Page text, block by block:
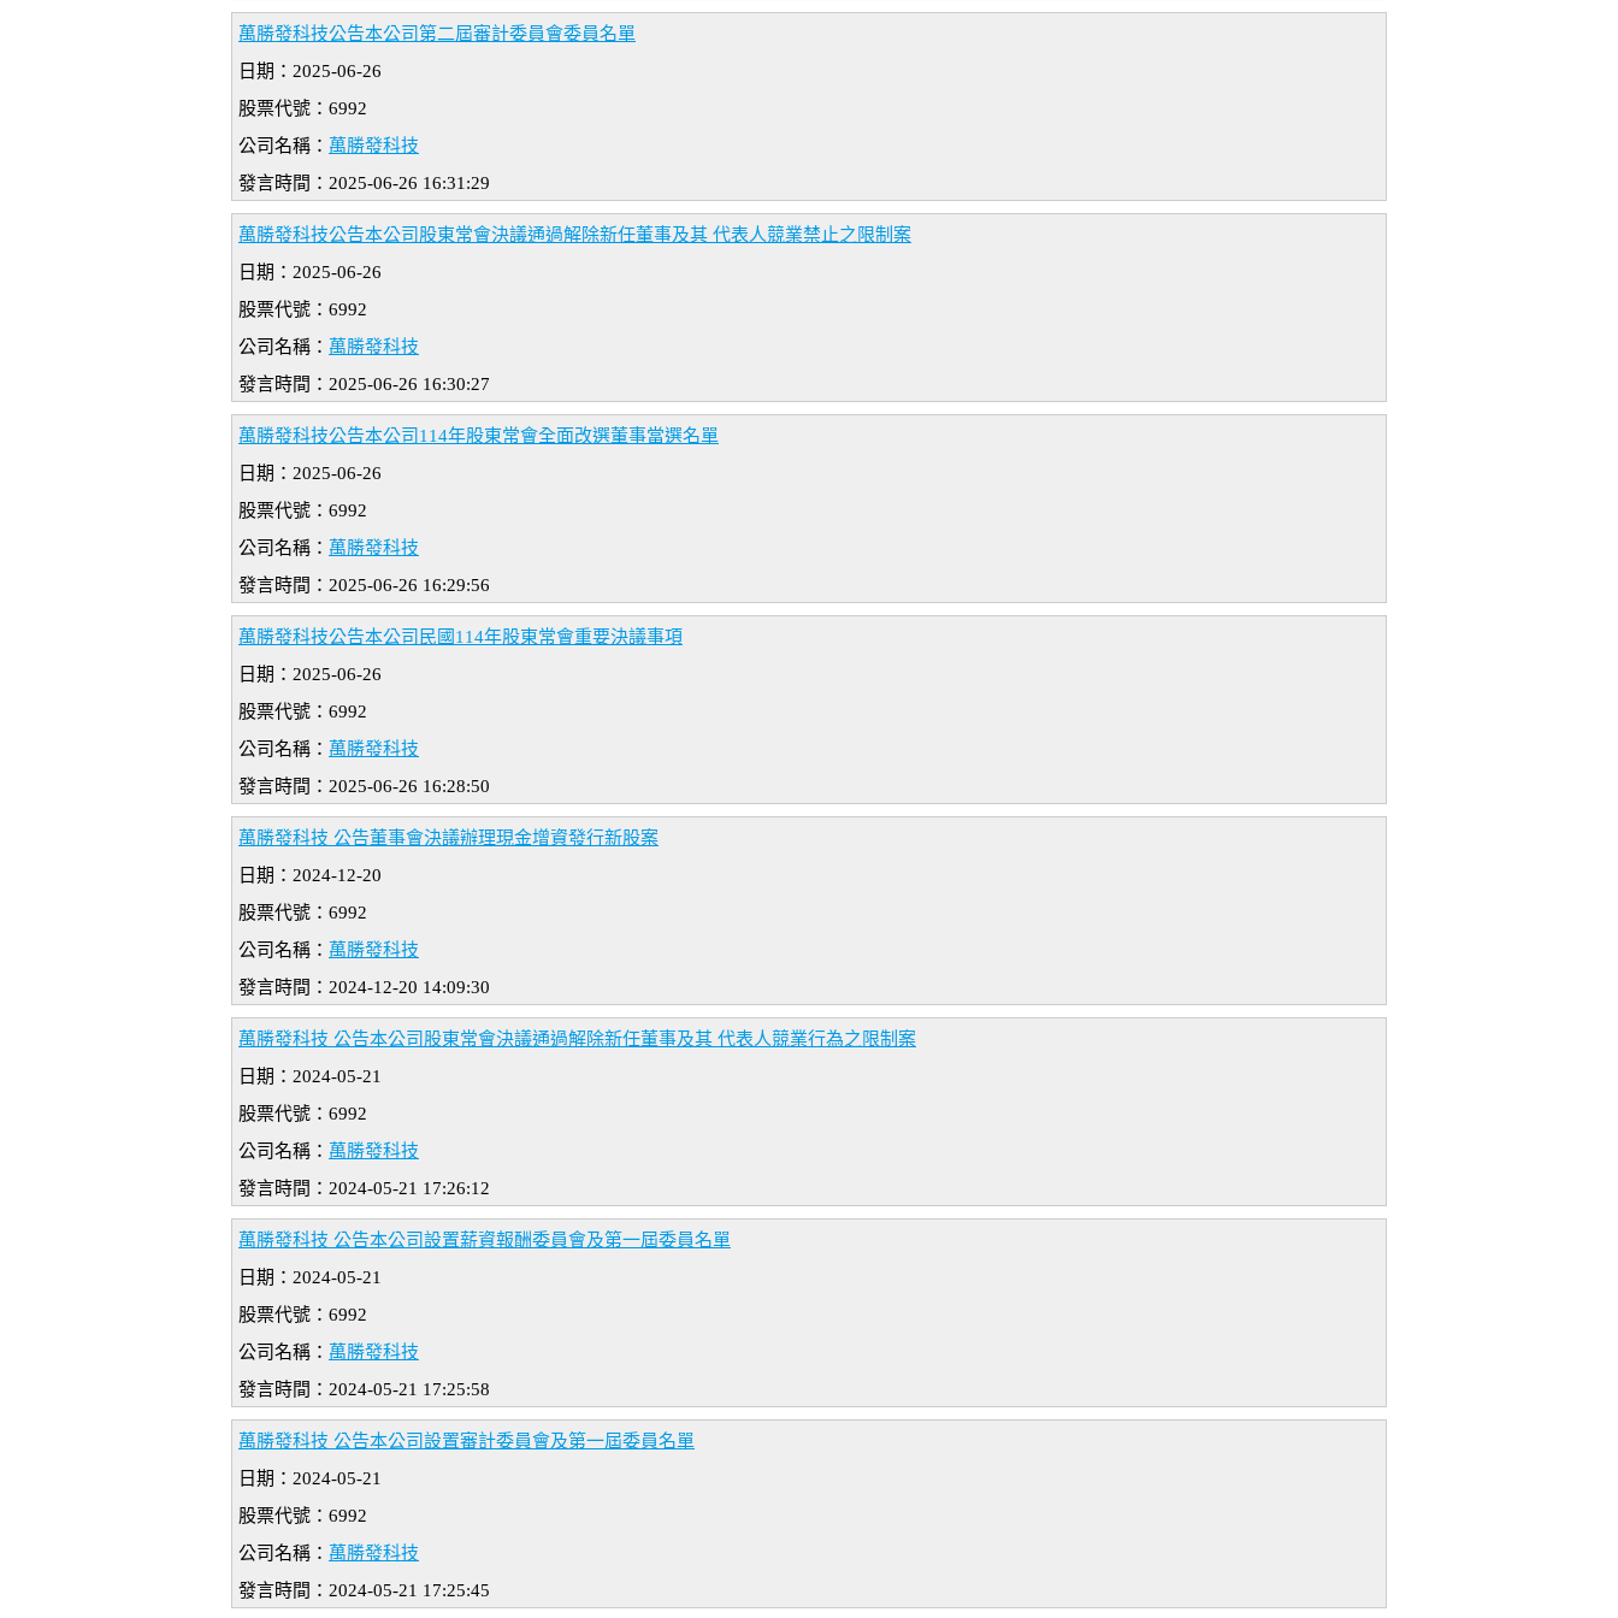
萬勝發科技公告本公司第二屆審計委員會委員名單
日期：2025-06-26
股票代號：6992
公司名稱： 萬勝發科技
發言時間：2025-06-26 16:31:29
萬勝發科技公告本公司股東常會決議通過解除新任董事及其 代表人競業禁止之限制案
日期：2025-06-26
股票代號：6992
公司名稱： 萬勝發科技
發言時間：2025-06-26 16:30:27
萬勝發科技公告本公司114年股東常會全面改選董事當選名單
日期：2025-06-26
股票代號：6992
公司名稱： 萬勝發科技
發言時間：2025-06-26 16:29:56
萬勝發科技公告本公司民國114年股東常會重要決議事項
日期：2025-06-26
股票代號：6992
公司名稱： 萬勝發科技
發言時間：2025-06-26 16:28:50
萬勝發科技 公告董事會決議辦理現金增資發行新股案
日期：2024-12-20
股票代號：6992
公司名稱： 萬勝發科技
發言時間：2024-12-20 14:09:30
萬勝發科技 公告本公司股東常會決議通過解除新任董事及其 代表人競業行為之限制案
日期：2024-05-21
股票代號：6992
公司名稱： 萬勝發科技
發言時間：2024-05-21 17:26:12
萬勝發科技 公告本公司設置薪資報酬委員會及第一屆委員名單
日期：2024-05-21
股票代號：6992
公司名稱： 萬勝發科技
發言時間：2024-05-21 17:25:58
萬勝發科技 公告本公司設置審計委員會及第一屆委員名單
日期：2024-05-21
股票代號：6992
公司名稱： 萬勝發科技
發言時間：2024-05-21 17:25:45